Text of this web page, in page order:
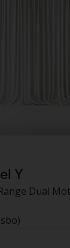
Y
Dual